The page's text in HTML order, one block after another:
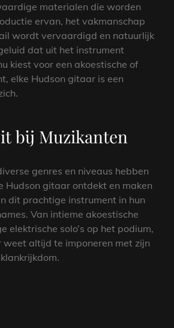
materialen die worden
ervan, het vakmanschap
wordt vervaardigd en natuurlijk
dat uit het instrument
kiest voor een akoestische of
elke Hudson gitaar is een
bij Muzikanten
genres en niveaus hebben
Hudson gitaar ontdekt en maken
dit prachtige instrument in hun
Van intieme akoestische
elektrische solo’s op het podium,
weet altijd te imponeren met zijn